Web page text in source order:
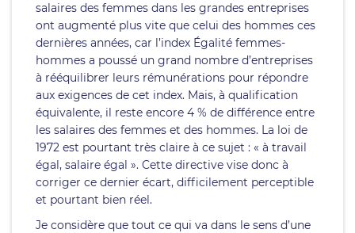
salaires des femmes dans les grandes entreprises
ont augmenté plus vite que celui des hommes ces
dernières années, car l’index Égalité femmes-
hommes a poussé un grand nombre d’entreprises
à rééquilibrer leurs rémunérations pour répondre
aux exigences de cet index. Mais, à qualification
équivalente, il reste encore 4 % de différence entre
les salaires des femmes et des hommes. La loi de
1972 est pourtant très claire à ce sujet : « à travail
égal, salaire égal ». Cette directive vise donc à
corriger ce dernier écart, difficilement perceptible
et pourtant bien réel.
Je considère que tout ce qui va dans le sens d’une